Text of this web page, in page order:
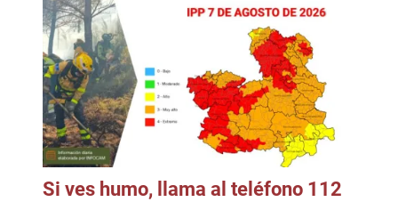
Si ves humo, llama al teléfono 112